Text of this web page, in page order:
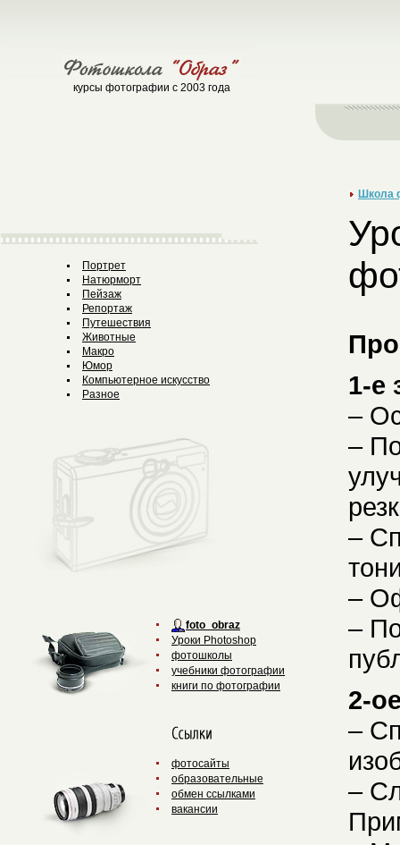
курсы фотографии с 2003 года
Школа
Портрет
Натюрморт
Пейзаж
Репортаж
Путешествия
Животные
Макро
Юмор
Компьютерное искусство
Разное
foto_obraz
Уроки Photoshop
фотошколы
учебники фотографии
книги по фотографии
фотоcайты
образовательные
обмен ссылками
вакансии
1-е
–
–
–
–
–
2-
–
–